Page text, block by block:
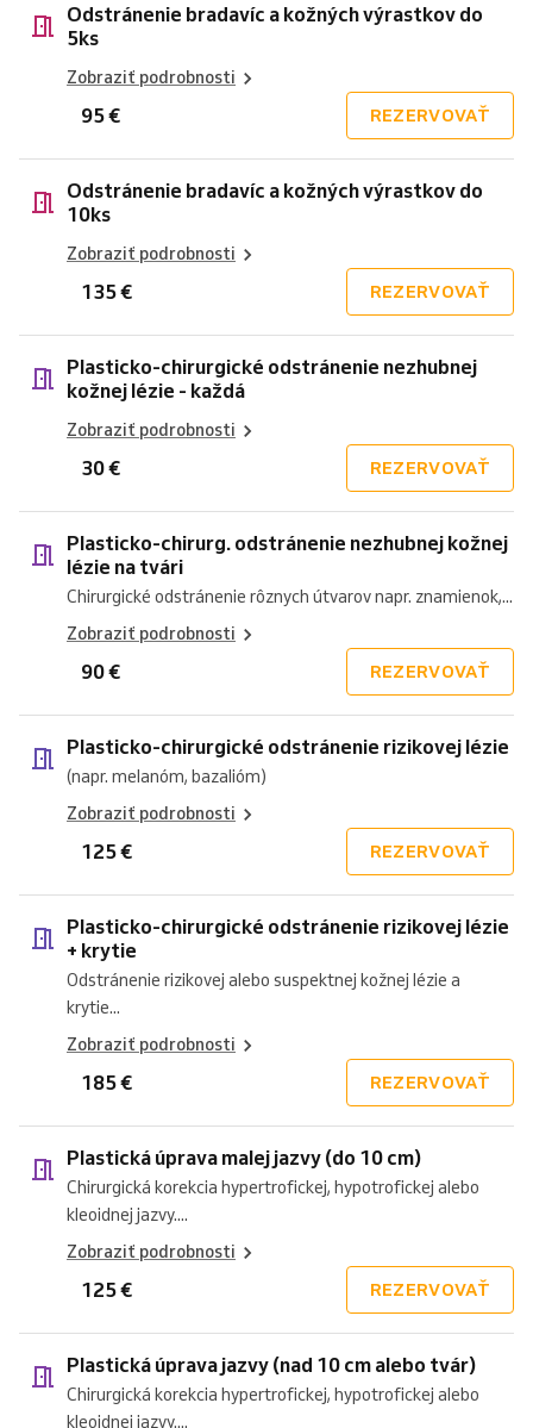
Odstránenie bradavíc a kožných výrastkov do
5ks
Zobraziť podrobnosti
95 € REZERVOVAŤ
Odstránenie bradavíc a kožných výrastkov do
10ks
Zobraziť podrobnosti
135 € REZERVOVAŤ
Plasticko-chirurgické odstránenie nezhubnej
kožnej lézie - každá
Zobraziť podrobnosti
30 € REZERVOVAŤ
Plasticko-chirurg. odstránenie nezhubnej kožnej
lézie na tvári
Chirurgické odstránenie rôznych útvarov napr. znamienok,...
Zobraziť podrobnosti
90 € REZERVOVAŤ
Plasticko-chirurgické odstránenie rizikovej lézie
(napr. melanóm, bazalióm)
Zobraziť podrobnosti
125 € REZERVOVAŤ
Plasticko-chirurgické odstránenie rizikovej lézie
+ krytie
Odstránenie rizikovej alebo suspektnej kožnej lézie a
krytie...
Zobraziť podrobnosti
185 € REZERVOVAŤ
Plastická úprava malej jazvy (do 10 cm)
Chirurgická korekcia hypertrofickej, hypotrofickej alebo
kleoidnej jazvy....
Zobraziť podrobnosti
125 € REZERVOVAŤ
Plastická úprava jazvy (nad 10 cm alebo tvár)
Chirurgická korekcia hypertrofickej, hypotrofickej alebo
kleoidnej jazvy....